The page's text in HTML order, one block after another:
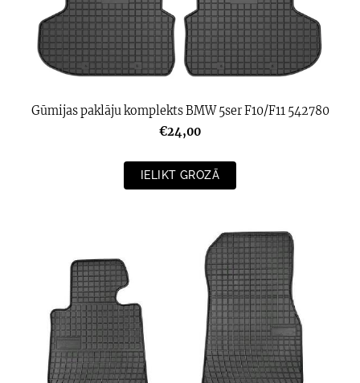
Gūmijas paklāju komplekts BMW 5ser F10/F11 542780
€24,00
IELIKT GROZĀ